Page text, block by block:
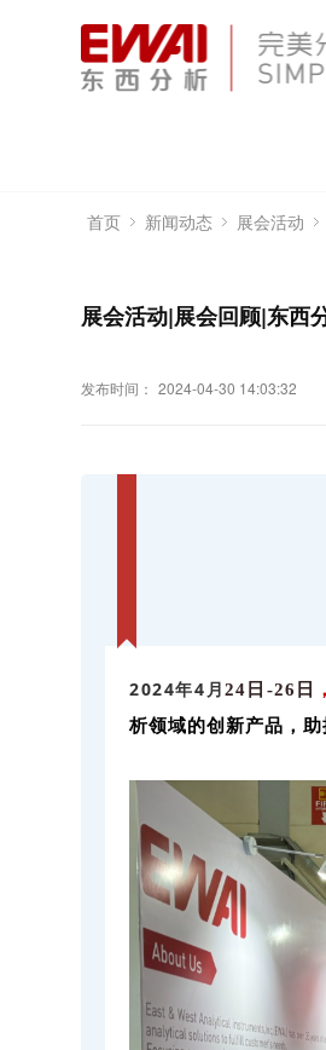
首页 新闻动态 展会活动
展会活动|展会回顾|东
发布时间： 2024-04-30 14:03:32
2024年4月24日-26日
析领域的创新产品，助